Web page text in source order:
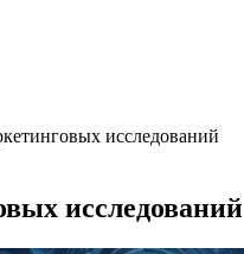
исследований
исследований